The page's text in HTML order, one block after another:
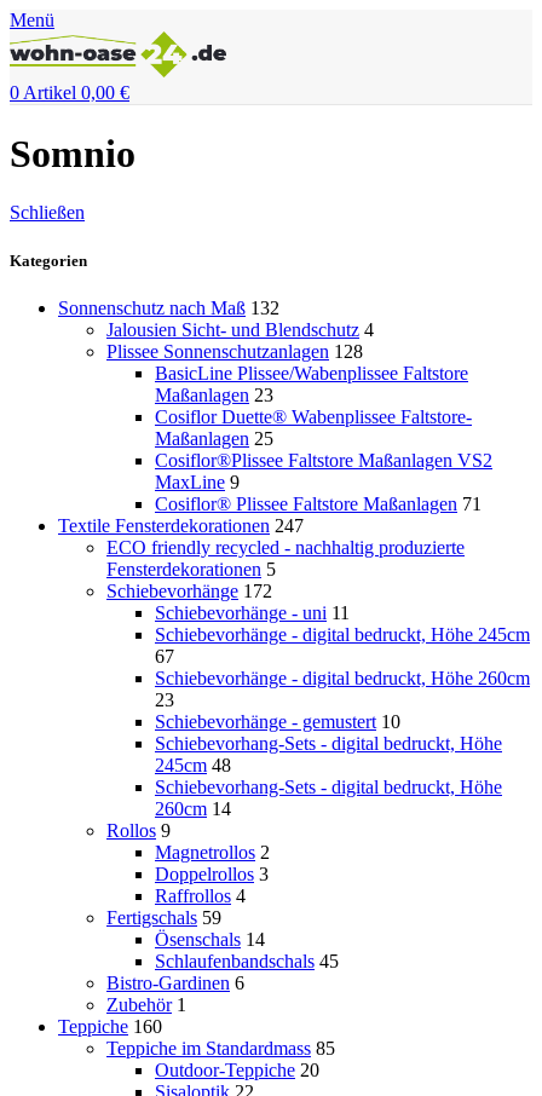
Menü
0Artikel 0,00 €
Somnio
Schließen
Kategorien
Sonnenschutz nach Maß 132
Jalousien Sicht- und Blendschutz 4
Plissee Sonnenschutzanlagen 128
BasicLine Plissee/Wabenplissee Faltstore
Maßanlagen 23
Cosiflor Duette® Wabenplissee Faltstore-
Maßanlagen 25
Cosiflor®Plissee Faltstore Maßanlagen VS2
MaxLine 9
Cosiflor® Plissee Faltstore Maßanlagen 71
Textile Fensterdekorationen 247
ECO friendly recycled - nachhaltig produzierte
Fensterdekorationen 5
Schiebevorhänge 172
Schiebevorhänge - uni 11
Schiebevorhänge - digital bedruckt, Höhe 245cm
67
Schiebevorhänge - digital bedruckt, Höhe 260cm
23
Schiebevorhänge - gemustert 10
Schiebevorhang-Sets - digital bedruckt, Höhe
245cm 48
Schiebevorhang-Sets - digital bedruckt, Höhe
260cm 14
Rollos 9
Magnetrollos 2
Doppelrollos 3
Raffrollos 4
Fertigschals 59
Ösenschals 14
Schlaufenbandschals 45
Bistro-Gardinen 6
Zubehör 1
Teppiche 160
Teppiche im Standardmass 85
Outdoor-Teppiche 20
Sisaloptik 22